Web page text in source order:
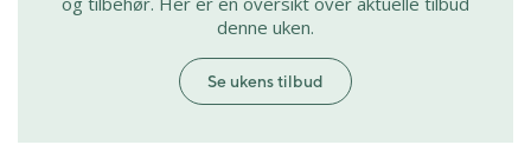
denne uken.
Se ukens tilbud